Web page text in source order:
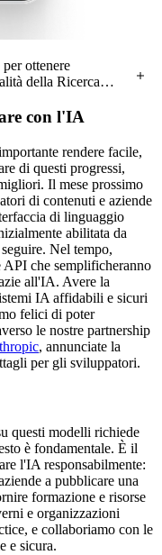
ottenere
della Ricerca
generale, per poi
con l'IA
rendere facile,
di questi progressi,
Il mese prossimo
di contenuti e aziende
di linguaggio
abilitata da
Nel tempo,
API che semplificheranno
all'IA. Avere la
IA affidabili e sicuri
felici di poter
le nostre partnership
, annunciate la
per gli sviluppatori.
questi modelli richiede
è fondamentale. È il
l'IA responsabilmente:
a pubblicare una
formazione e risorse
e organizzazioni
e collaboriamo con le
e sicura.